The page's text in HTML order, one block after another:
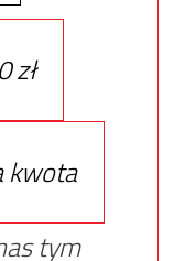
zł
kwota
tym